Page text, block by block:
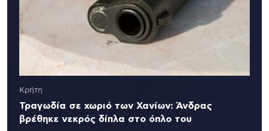
Κρήτη
Τραγωδία σε χωριό των Χανίων: Άνδρας
βρέθηκε νεκρός δίπλα στο όπλο του